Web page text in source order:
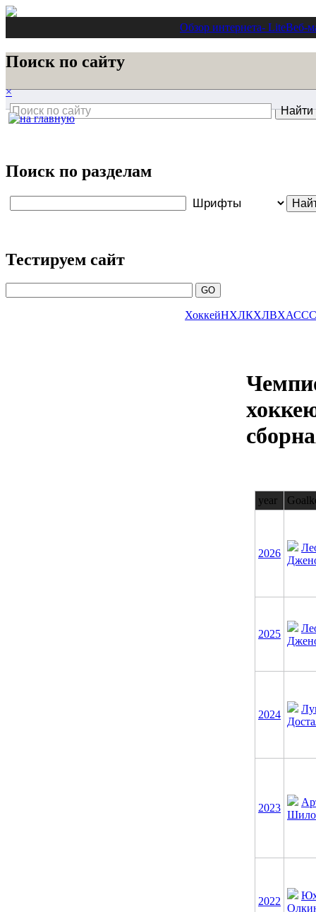
Обзор интернета- LiteВеб-
Поиск по сайту
×
Поиск по разделам
Тестируем сайт
ХоккейНХЛКХЛВХА
year
2026
2025
2024
2023
2022